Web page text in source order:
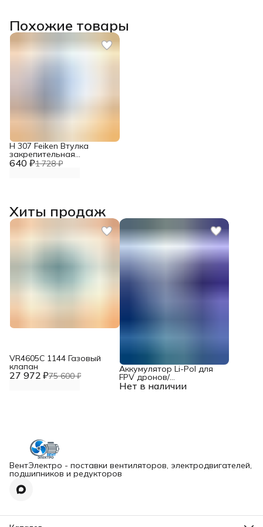
Похожие товары
640 ₽1 728 ₽
H 307 Feiken Втулка
закрепительная
подшипника
Хиты продаж
27 972 ₽75 600 ₽
VR4605С 1144 Газовый
клапан
Нет в наличии
Аккумулятор Li-Pol для
FPV дронов/
квадрокоптеров 23,1 В,
ВентЭлектро - поставки вентиляторов, электродвигателей,
подшипников и редукторов